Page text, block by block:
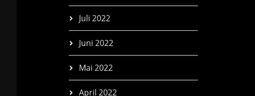
Juli 2022
Juni 2022
Mai 2022
April 2022